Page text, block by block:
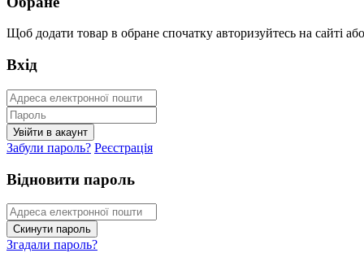
Щоб додати товар в обране спочатку авторизуйтесь на сайті або
Вхід
Забули пароль? Реєстрація
Відновити пароль
Згадали пароль?